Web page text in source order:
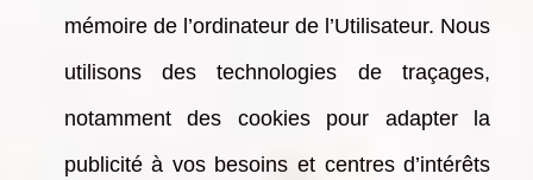
mémoire de l’ordinateur de l’Utilisateur. Nous
utilisons des technologies de traçages,
notamment des cookies pour adapter la
publicité à vos besoins et centres d’intérêts